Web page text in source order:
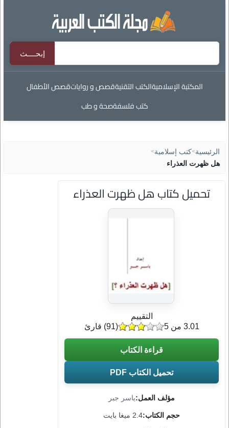
المكتبة الإسلاميةالكتب التقنيةقصص و رواياتقصص الأطفال
كتب فلسفةصحة و طب
الرئيسية>كتب إسلامية>
هل ظهرت العذراء
تحميل كتاب هل ظهرت العذراء
مؤلف العمل:ياسر جبر
حجم الكتاب:2.4 ميغا بايت
التقييم
(
91) قارئ 3.01 من 5
قراءة الكتاب
تحميل الكتاب PDF